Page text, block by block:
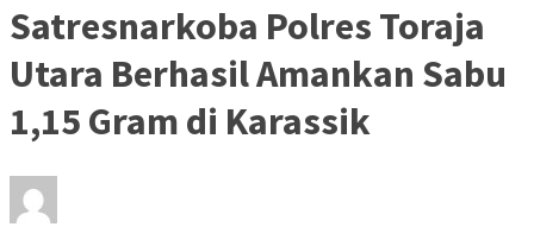
Satresnarkoba Polres Toraja
Utara Berhasil Amankan Sabu
1,15 Gram di Karassik